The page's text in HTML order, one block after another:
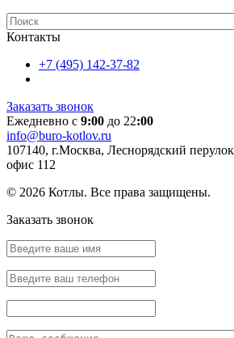
Контакты
+7 (495) 142-37-82
Заказать звонок
Ежедневно с 9:00 до 22:00
info@buro-kotlov.ru
107140, г.Москва, Леснорядский
офис 112
© 2026 Котлы. Все права защищены.
Заказать звонок